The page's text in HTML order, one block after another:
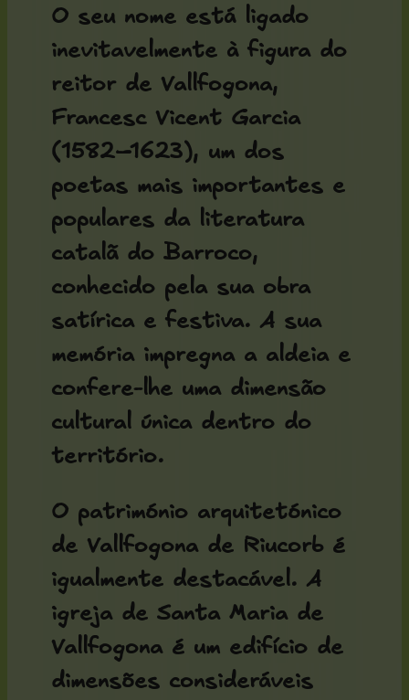
O seu nome está ligado
inevitavelmente à figura do
reitor de Vallfogona,
Francesc Vicent Garcia
(1582–1623), um dos
poetas mais importantes e
populares da literatura
catalã do Barroco,
conhecido pela sua obra
satírica e festiva. A sua
memória impregna a aldeia e
confere-lhe uma dimensão
cultural única dentro do
território.
O património arquitetónico
de Vallfogona de Riucorb é
igualmente destacável. A
igreja de Santa Maria de
Vallfogonaé um edifício de
dimensões consideráveis